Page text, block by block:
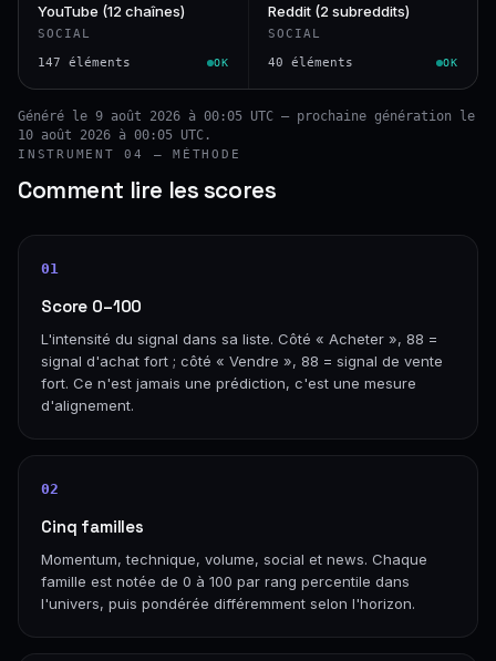
YouTube (12 chaînes)
SOCIAL
147 éléments OK
Reddit (2 subreddits)
SOCIAL
40 éléments OK
Généré le 9 août 2026 à 00:05 UTC — prochaine génération le
10 août 2026 à 00:05 UTC.
INSTRUMENT 04 — MÉTHODE
Comment lire les scores
01
Score 0–100
L'intensité du signal dans sa liste. Côté « Acheter », 88 =
signal d'achat fort ; côté « Vendre », 88 = signal de vente
fort. Ce n'est jamais une prédiction, c'est une mesure
d'alignement.
02
Cinq familles
Momentum, technique, volume, social et news. Chaque
famille est notée de 0 à 100 par rang percentile dans
l'univers, puis pondérée différemment selon l'horizon.